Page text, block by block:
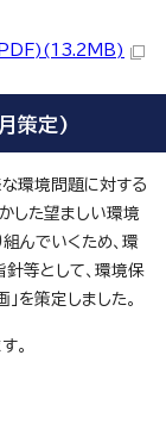
(PDF)(13.2MB)
策定)
環境問題に対する
した望ましい環境
んでいくため、環
等として、環境保
を策定しました。
。